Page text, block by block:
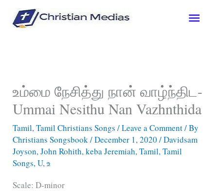
Main
உம்மை நேசித்து நான் வாழ்ந்திட-
Ummai Nesithu Nan Vazhnthida
Tamil,Tamil Christians Songs /Leave a Comment/ By
Christians Songsbook/December 1, 2020/Davidsam
Joyson,John Rohith,keba Jeremiah,Tamil,Tamil
Songs,U,உ
Scale: D-minor